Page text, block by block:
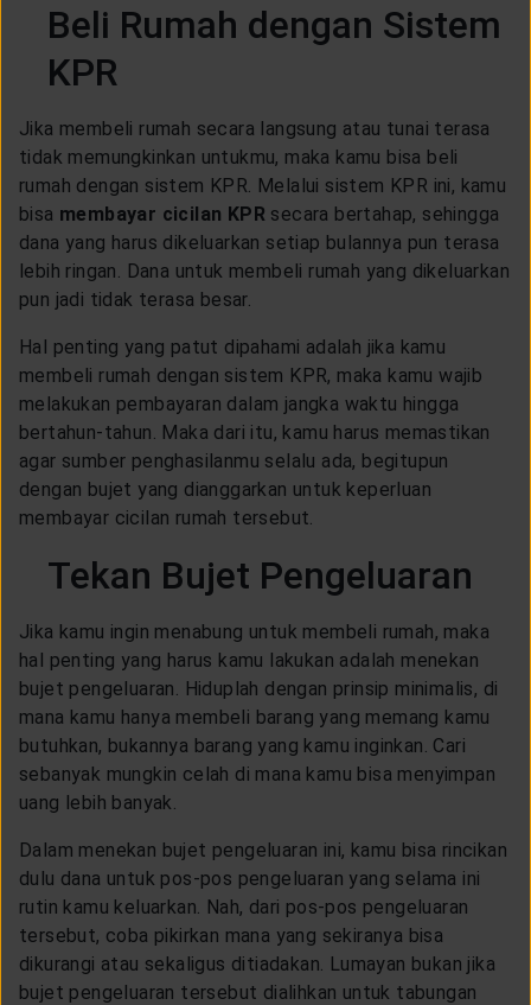
Beli Rumah dengan Sistem
KPR
Jika membeli rumah secara langsung atau tunai terasa
tidak memungkinkan untukmu, maka kamu bisa beli
rumah dengan sistem KPR. Melalui sistem KPR ini, kamu
bisa membayar cicilan KPR secara bertahap, sehingga
dana yang harus dikeluarkan setiap bulannya pun terasa
lebih ringan. Dana untuk membeli rumah yang dikeluarkan
pun jadi tidak terasa besar.
Hal penting yang patut dipahami adalah jika kamu
membeli rumah dengan sistem KPR, maka kamu wajib
melakukan pembayaran dalam jangka waktu hingga
bertahun-tahun. Maka dari itu, kamu harus memastikan
agar sumber penghasilanmu selalu ada, begitupun
dengan bujet yang dianggarkan untuk keperluan
membayar cicilan rumah tersebut.
Tekan Bujet Pengeluaran
Jika kamu ingin menabung untuk membeli rumah, maka
hal penting yang harus kamu lakukan adalah menekan
bujet pengeluaran. Hiduplah dengan prinsip minimalis, di
mana kamu hanya membeli barang yang memang kamu
butuhkan, bukannya barang yang kamu inginkan. Cari
sebanyak mungkin celah di mana kamu bisa menyimpan
uang lebih banyak.
Dalam menekan bujet pengeluaran ini, kamu bisa rincikan
dulu dana untuk pos-pos pengeluaran yang selama ini
rutin kamu keluarkan. Nah, dari pos-pos pengeluaran
tersebut, coba pikirkan mana yang sekiranya bisa
dikurangi atau sekaligus ditiadakan. Lumayan bukan jika
bujet pengeluaran tersebut dialihkan untuk tabungan